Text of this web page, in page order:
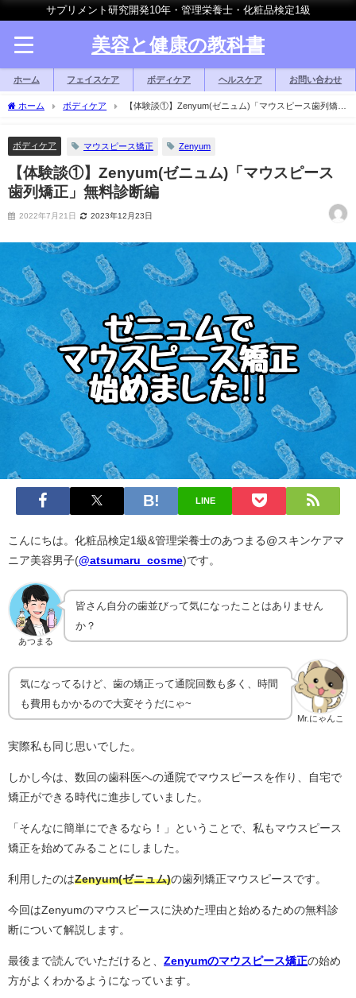
サプリメント研究開発10年・管理栄養士・化粧品検定1級
美容と健康の教科書
ホーム フェイスケア ボディケア ヘルスケア お問い合わせ
ホーム ボディケア
【体験談①】Zenyum(ゼニュム)「マウスピース歯列矯
ボディケア マウスピース矯正 Zenyum
【体験談①】Zenyum(ゼニュム)「マウスピース
歯列矯正」無料診断編
2022年7月21日 2023年12月23日
LINE
こんにちは。化粧品検定1級&管理栄養士のあつまる@スキンケアマ
ニア美容男子(@atsumaru_cosme)です。
あつまる
皆さん自分の歯並びって気になったことはありません
か？
Mr.にゃんこ
気になってるけど、歯の矯正って通院回数も多く、時間
も費用もかかるので大変そうだにゃ~
実際私も同じ思いでした。
しかし今は、数回の歯科医への通院でマウスピースを作り、自宅で
矯正ができる時代に進歩していました。
「そんなに簡単にできるなら！」ということで、私もマウスピース
矯正を始めてみることにしました。
利用したのはZenyum(ゼニュム)の歯列矯正マウスピースです。
今回はZenyumのマウスピースに決めた理由と始めるための無料診
断について解説します。
最後まで読んでいただけると、 Zenyumのマウスピース矯正の始め
方がよくわかるようになっています。